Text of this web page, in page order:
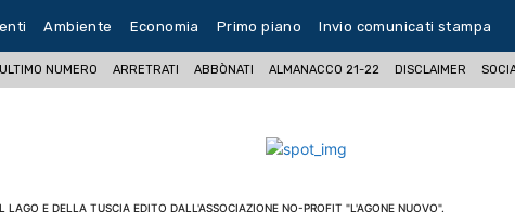
Ambiente Economia Primo piano Invio comunicati stampa
ULTIMO NUMERO ARRETRATI ABBÒNATI ALMANACCO 21-22 DISCLAIMER
LAGO E DELLA TUSCIA EDITO DALL'ASSOCIAZIONE NO-PROFIT "L'AGONE NUOVO".